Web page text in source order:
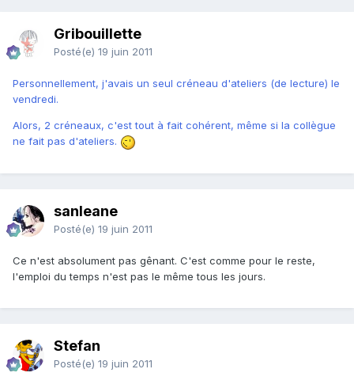
Gribouillette
Posté(e) 19 juin 2011
Personnellement, j'avais un seul créneau d'ateliers (de lecture) le
vendredi.
Alors, 2 créneaux, c'est tout à fait cohérent, même si la collègue
ne fait pas d'ateliers.
sanleane
Posté(e) 19 juin 2011
Ce n'est absolument pas gênant. C'est comme pour le reste,
l'emploi du temps n'est pas le même tous les jours.
Stefan
Posté(e) 19 juin 2011